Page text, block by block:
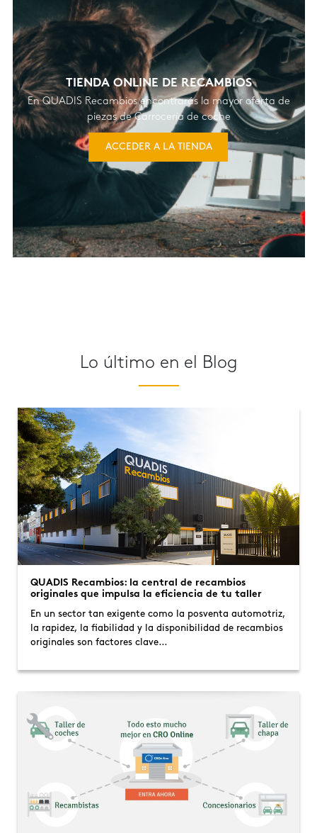
TIENDA ONLINE DE RECAMBIOS
En QUADIS Recambios encontrarás la mayor oferta de
piezas de Carrocería de coche
ACCEDER A LA TIENDA
Lo último en el Blog
QUADIS Recambios: la central de recambios
originales que impulsa la eficiencia de tu taller
En un sector tan exigente como la posventa automotriz,
la rapidez, la fiabilidad y la disponibilidad de recambios
originales son factores clave…